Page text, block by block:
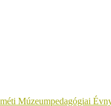
Múzeumpedagógiai